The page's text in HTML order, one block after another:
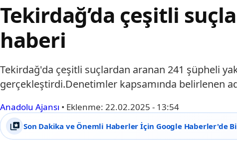
Tekirdağ’da çeşitli
haberi
Tekirdağ'da çeşitli suçlardan aranan 241 şüpheli
gerçekleştirdi.Denetimler kapsamında belirlenen
Anadolu Ajansı • Eklenme: 22.02.2025 - 13:54
Son Dakika ve Önemli Haberler İçin Google Haberler'de